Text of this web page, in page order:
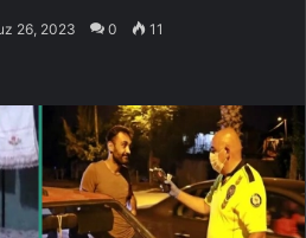
26, 2023 0 11